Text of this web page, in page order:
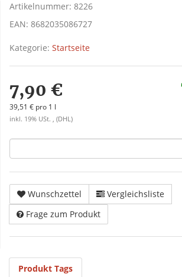
Artikelnummer: 8226
EAN: 8682035086727
Kategorie: Startseite
7,90 €
39,51 € pro 1 l
inkl. 19% USt. , (DHL)
Wunschzettel
Vergleichsliste
Frage zum Produkt
Produkt Tags